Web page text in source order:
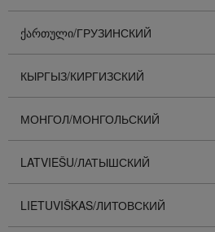
ᲥᲐᲠᲗᲣᲚᲘ/ГРУЗИНСКИЙ
КЫРГЫЗ/КИРГИЗСКИЙ
МОНГОЛ/МОНГОЛЬСКИЙ
LATVIEŠU/ЛАТЫШСКИЙ
LIETUVIŠKAS/ЛИТОВСКИЙ